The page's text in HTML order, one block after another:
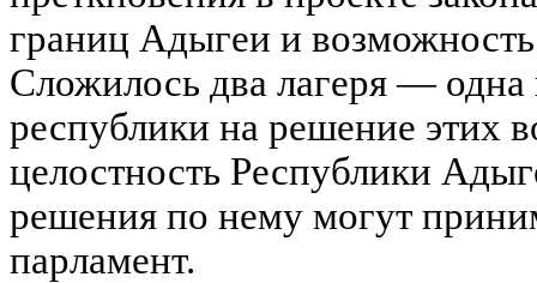
границ Адыгеи и
Сложилось два лагеря — одна
республики на решение этих
целостность Республики
решения по нему могут
парламент.